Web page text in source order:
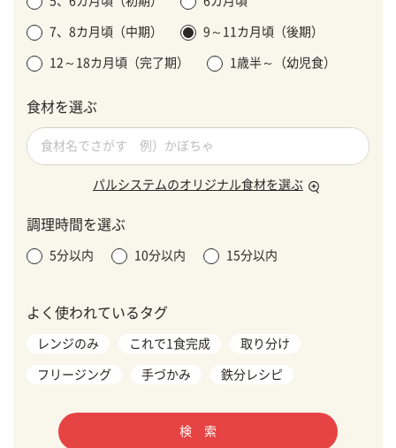
7、8カ月頃（中期） 9～11カ月頃（後期）
12～18カ月頃（完了期） 1歳半～（幼児食）
食材を選ぶ
パルシステムのオリジナル食材を選ぶ
調理時間を選ぶ
5分以内 10分以内 15分以内
よく使われているタグ
レンジのみ これで1食完成 取り分け
フリージング 手づかみ 鉄分レシピ
検 索